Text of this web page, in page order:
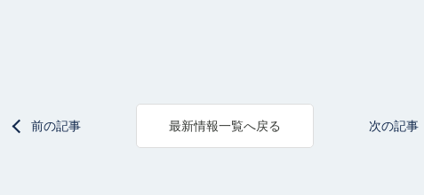
前の記事 最新情報一覧へ戻る 次の記事